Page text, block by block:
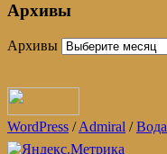
Архивы
Архивы
WordPress /Admiral /Вода